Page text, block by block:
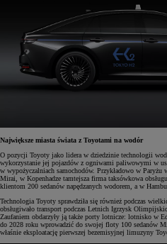
Największe miasta świata z Toyotami na wodór
O pozycji Toyoty jako lidera w dziedzinie technologii
wykorzystanie jej pojazdów z ogniwami paliwowymi w
w wypożyczalniach samochodów. Przykładowo w
Mirai, w Kopenhadze tamtejsza firma taksówkowa
klientom 200 sedanów napędzanych wodorem, a w
Technologia Toyoty sprawdziła się również podczas
obsługiwało transport podczas Letnich Igrzysk
Zaufaniem obdarzyły ją także porty lotnicze: lotnisko w
do 2028 roku wprowadzić do swojej floty 100 sedanów
właśnie eksploatację pierwszej bezemisyjnej limuzyny